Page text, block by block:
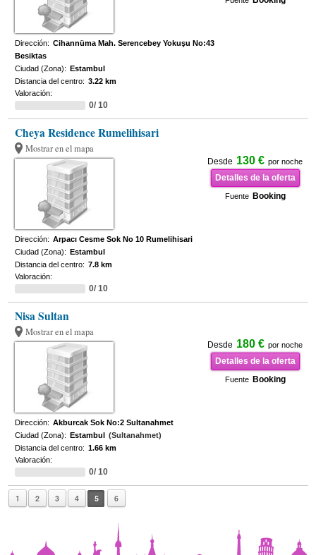
Dirección: Cihannüma Mah. Serencebey Yokuşu No:43
Besiktas
Ciudad (Zona): Estambul
Distancia del centro: 3.22 km
Valoración:
0/ 10
Cheya Residence Rumelihisari
Mostrar en el mapa
Desde 130 € por noche
Detalles de la oferta
Fuente Booking
Dirección: Arpacı Cesme Sok No 10 Rumelihisari
Ciudad (Zona): Estambul
Distancia del centro: 7.8 km
Valoración:
0/ 10
Nisa Sultan
Mostrar en el mapa
Desde 180 € por noche
Detalles de la oferta
Fuente Booking
Dirección: Akburcak Sok No:2 Sultanahmet
Ciudad (Zona): Estambul (Sultanahmet)
Distancia del centro: 1.66 km
Valoración:
0/ 10
1 2 3 4 5 6